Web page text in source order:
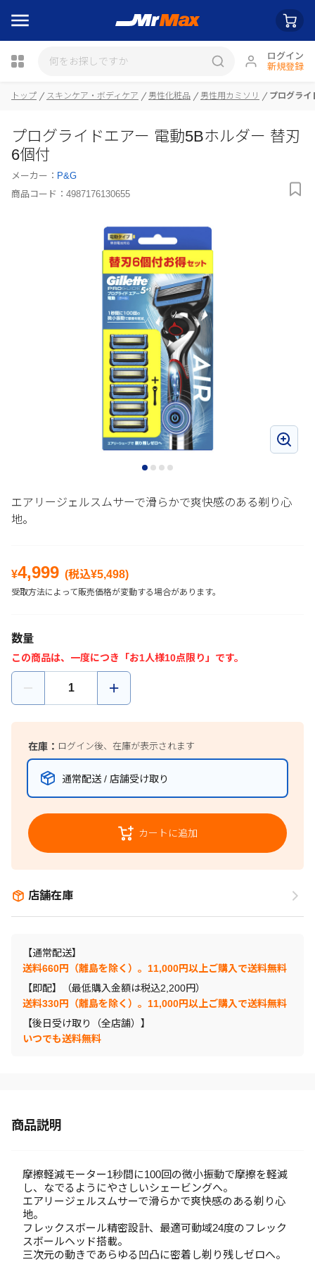
ログイン
新規登録
トップ スキンケア・ボディケア 男性化粧品 男性用カミソリ プログライ
プログライドエアー 電動5Bホルダー 替刃
6個付
メーカー： P&G
商品コード： 4987176130655
エアリージェルスムサーで滑らかで爽快感のある剃り心
地。
¥4,999 (税込¥5,498)
受取方法によって販売価格が変動する場合があります。
数量
この商品は、一度につき「お1人様10点限り」です。
在庫： ログイン後、在庫が表示されます
通常配送 / 店舗受け取り
カートに追加
店舗在庫
【通常配送】
送料660円（離島を除く）。11,000円以上ご購入で送料無料
【即配】（最低購入金額は税込2,200円）
送料330円（離島を除く）。11,000円以上ご購入で送料無料
【後日受け取り（全店舗）】
いつでも送料無料
商品説明
摩擦軽減モーター1秒間に100回の微小振動で摩擦を軽減
し、なでるようにやさしいシェービングへ。
エアリージェルスムサーで滑らかで爽快感のある剃り心
地。
フレックスボール精密設計、最適可動域24度のフレック
スボールヘッド搭載。
三次元の動きであらゆる凹凸に密着し剃り残しゼロへ。